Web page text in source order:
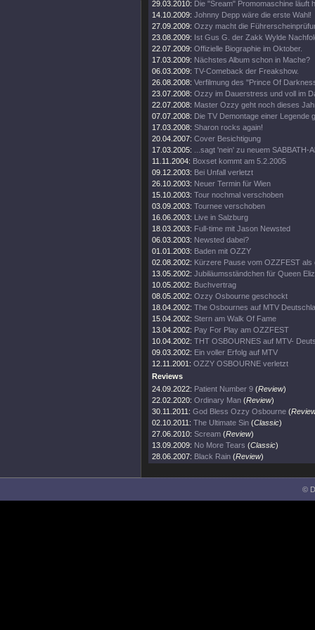
29.03.2010: Die "Sream" Promomaschine läuft
14.10.2009: Johnny Depp wäre die erste Wahl!
27.09.2009: Ozzy macht die
23.08.2009: Ist Gus G. der Zakk Wylde
22.07.2009: Offizielle Biographie im Oktober.
17.03.2009: Nächstes Album schon in Mache?
06.03.2009: TV-Comeback der Freakshow.
26.08.2008: Verfilmung des "Prince Of
23.07.2008: Ozzy im Dauerstress und voll im
22.07.2008: Master Ozzy geht noch dieses
07.07.2008: Die TV Demontage einer Legende
17.03.2008: Sharon rocks again!
20.04.2007: Cover Besichtigung
17.03.2005:
...sagt 'nein' zu neuem SABBATH-
11.11.2004: Boxset kommt am 5.2.2005
09.12.2003: Bei Unfall verletzt
26.10.2003: Neuer Termin für Wien
15.10.2003: Tour nochmal verschoben
03.09.2003: Tournee verschoben
16.06.2003: Live in Salzburg
18.03.2003: Full-time mit Jason Newsted
06.03.2003: Newsted dabei?
01.01.2003: Baden mit OZZY
02.08.2002: Kürzere Pause vom OZZFEST als
13.05.2002: Jubiläumsständchen für Queen
10.05.2002: Buchvertrag
08.05.2002: Ozzy Osbourne geschockt
18.04.2002: The Osbournes auf MTV
15.04.2002: Stern am Walk Of Fame
13.04.2002: Pay For Play am OZZFEST
10.04.2002: THT OSBOURNES auf MTV-
09.03.2002: Ein voller Erfolg auf MTV
12.11.2001: OZZY OSBOURNE verletzt
Reviews
24.09.2022: Patient Number 9 (Review)
22.02.2020: Ordinary Man (Review)
30.11.2011: God Bless Ozzy Osbourne (
02.10.2011: The Ultimate Sin (Classic)
27.06.2010: Scream (Review)
13.09.2009: No More Tears (Classic)
28.06.2007: Black Rain (Review)
©